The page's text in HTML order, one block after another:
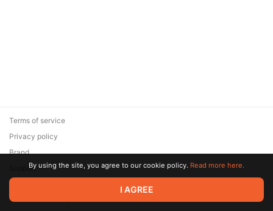
© 2026 Zaya Solutions Limited. All rights reserved. All trademarks
are the property of their respective owners.
Terms of service
Privacy policy
Brand
SupportBy using the site, you agree to our cookie policy. Read more here.
I AGREE